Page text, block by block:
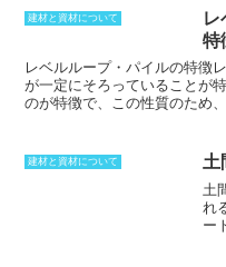
イ
ィ
ま
ク
て
性
粧
性
ッ
て
フ
建材と資材について
レ
特
レベルループ・パイルの特徴
が一定にそろっていることが
のが特徴で、この性質のため
パイル、ハイ&ローループ・
ープ・パイルは、カットパイ
にくいのが特徴です。これは
足がほつれにくいからです。
パイルよりも汚れにくいとい
建材と資材について 土
土
れ
ー